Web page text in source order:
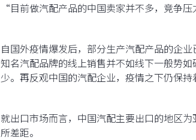
“目前做汽配产品的中国卖家并不多，竞争
自国外疫情爆发后，部分生产汽配产品的企
知名汽配品牌的线上销售并不如线下一般势
少。再反观中国的汽配企业，疫情之下仍保持
就出口市场而言，中国汽配主要出口的地区
所差距。